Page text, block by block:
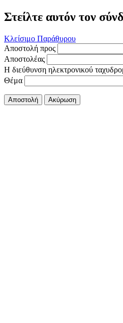
Στείλτε αυτόν τον
Κλείσιμο Παράθυρου
Αποστολή προς
Αποστολέας
Η διεύθυνση ηλεκτρονικού
Θέμα
Αποστολή Ακύρωση